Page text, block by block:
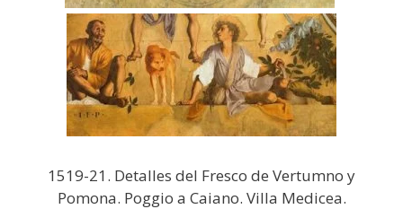
1519-21. Detalles del Fresco de Vertumno y
Pomona. Poggio a Caiano. Villa Medicea.